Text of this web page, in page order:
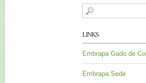
LINKS
Embrapa Gado de
Embrapa Sede